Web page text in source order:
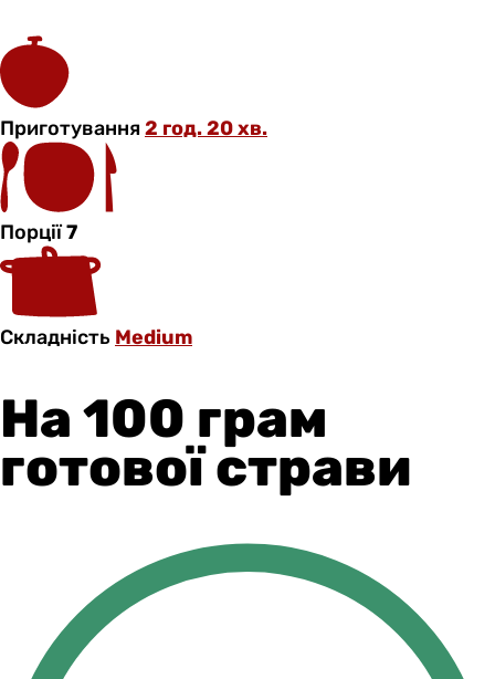
Приготування2 год. 20 хв.
Порції7
Складність Medium
На 100 грам
готової страви